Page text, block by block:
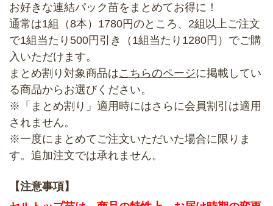
お好きな連結パック苗をまとめてお得に！
通常は1組（8本）1780円のところ、2組以上ご注文
で1組当たり500円引き（1組当たり1280円）でご購
入いただけます。
まとめ割り対象商品はこちらのページに掲載してい
る商品からお選びください。
※「まとめ割り」適用時にはさらに会員割引は適用
されません。
※一度にまとめてご注文いただいた場合に限りま
す。追加注文では承れません。
【注意事項】